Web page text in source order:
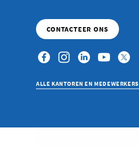
ALLE KANTOREN EN MEDEWERKERS